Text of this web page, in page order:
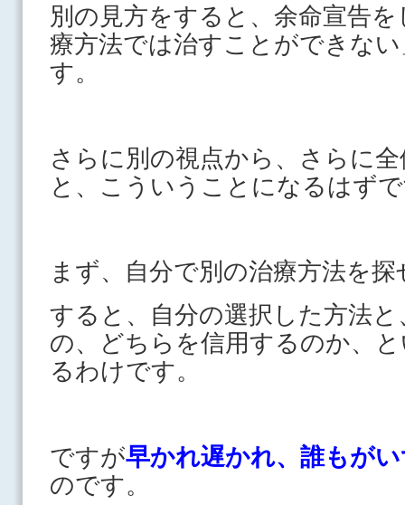
別の見方をすると、余命宣告
療方法では治すことができな
す。
さらに別の視点から、さらに
と、こういうことになるはず
まず、自分で別の治療方法を
すると、自分の選択した方法
の、どちらを信用するのか、
るわけです。
ですが早かれ遅かれ、誰もが
のです。